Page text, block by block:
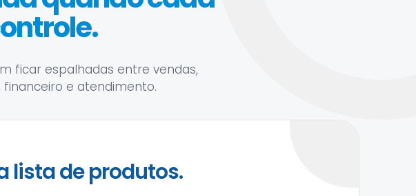
ficar espalhadas entre vendas,
financeiro e atendimento.
lista de produtos.